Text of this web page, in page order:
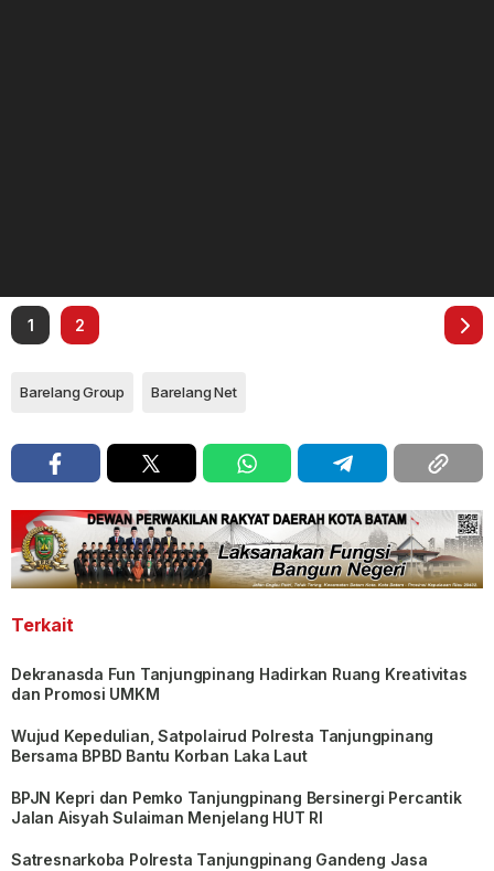
1 2
Barelang Group Barelang Net
Terkait
Dekranasda Fun Tanjungpinang Hadirkan Ruang Kreativitas
dan Promosi UMKM
Wujud Kepedulian, Satpolairud Polresta Tanjungpinang
Bersama BPBD Bantu Korban Laka Laut
BPJN Kepri dan Pemko Tanjungpinang Bersinergi Percantik
Jalan Aisyah Sulaiman Menjelang HUT RI
Satresnarkoba Polresta Tanjungpinang Gandeng Jasa